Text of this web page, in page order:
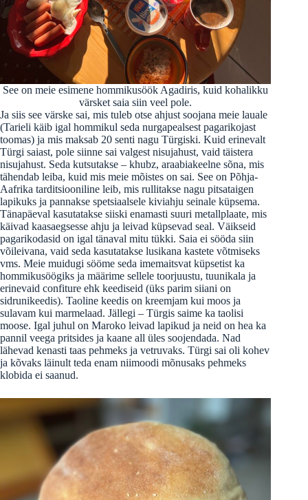
See on meie esimene hommikusöök Agadiris, kuid kohalikku
värsket saia siin veel pole.
Ja siis see värske sai, mis tuleb otse ahjust soojana meie lauale
(Tarieli käib igal hommikul seda nurgapealsest pagarikojast
toomas) ja mis maksab 20 senti nagu Türgiski. Kuid erinevalt
Türgi saiast, pole siinne sai valgest nisujahust, vaid täistera
nisujahust. Seda kutsutakse – khubz, araabiakeelne sõna, mis
tähendab leiba, kuid mis meie mõistes on sai. See on Põhja-
Aafrika tarditsiooniline leib, mis rullitakse nagu pitsataigen
lapikuks ja pannakse spetsiaalsele kiviahju seinale küpsema.
Tänapäeval kasutatakse siiski enamasti suuri metallplaate, mis
käivad kaasaegsesse ahju ja leivad küpsevad seal. Väikseid
pagarikodasid on igal tänaval mitu tükki. Saia ei sööda siin
võileivana, vaid seda kasutatakse lusikana kastete võtmiseks
vms. Meie muidugi sööme seda imemaitsvat küpsetist ka
hommikusöögiks ja määrime sellele toorjuustu, tuunikala ja
erinevaid confiture ehk keediseid (üks parim siiani on
sidrunikeedis). Taoline keedis on kreemjam kui moos ja
sulavam kui marmelaad. Jällegi – Türgis saime ka taolisi
moose. Igal juhul on Maroko leivad lapikud ja neid on hea ka
pannil veega pritsides ja kaane all üles soojendada. Nad
lähevad kenasti taas pehmeks ja vetruvaks. Türgi sai oli kohev
ja kõvaks läinult teda enam niimoodi mõnusaks pehmeks
klobida ei saanud.